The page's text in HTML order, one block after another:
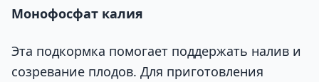
Монофосфат калия
Эта подкормка помогает поддержать налив и
созревание плодов. Для приготовления